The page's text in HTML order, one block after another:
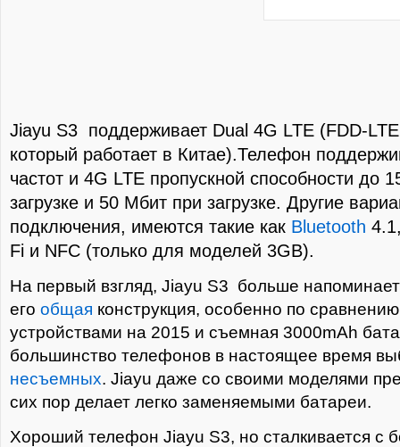
Jiayu S3 поддерживает Dual 4G LTE (FDD-
который работает в Китае).Телефон
частот и 4G LTE пропускной способности до
загрузке и 50 Мбит при загрузке. Другие
подключения, имеются такие как Bluetooth
Fi и NFC (только для моделей 3GB).
На первый взгляд, Jiayu S3 больше
его общая конструкция, особенно по
устройствами на 2015 и съемная 3000mAh
большинство телефонов в настоящее время
несъемных. Jiayu даже со своими моделями
сих пор делает легко заменяемыми батареи.
Хороший телефон Jiayu S3, но сталкивается с